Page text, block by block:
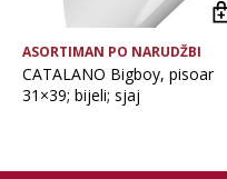
ASORTIMAN PO NARUDŽBI
CATALANO Bigboy, pisoar
31×39; bijeli; sjaj